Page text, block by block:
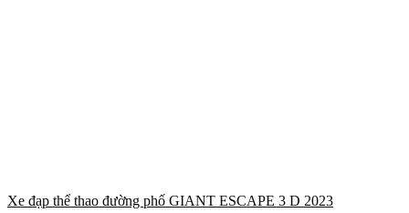
Xe đạp thể thao đường phố GIANT ESCAPE 3 D 2023